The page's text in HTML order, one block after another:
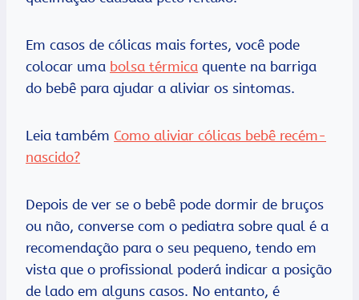
Em casos de cólicas mais fortes, você pode
colocar uma bolsa térmica quente na barriga
do bebê para ajudar a aliviar os sintomas.
Leia também Como aliviar cólicas bebê recém-
nascido?
Depois de ver se o bebê pode dormir de bruços
ou não, converse com o pediatra sobre qual é a
recomendação para o seu pequeno, tendo em
vista que o profissional poderá indicar a posição
de lado em alguns casos. No entanto, é